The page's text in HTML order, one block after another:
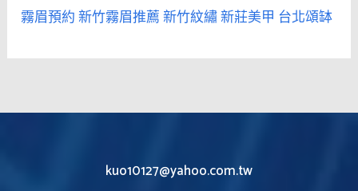
霧眉預約新竹霧眉推薦新竹紋繡新莊美甲 台北頌缽
kuo10127@yahoo.com.tw